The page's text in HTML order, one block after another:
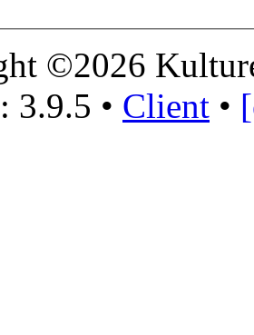
©2026
3.9.5 • Client •